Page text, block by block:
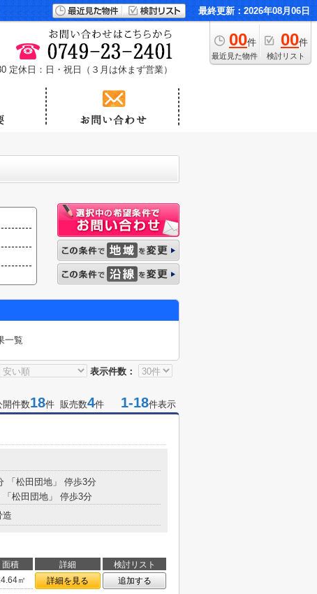
最終更新：2026年08月06日
00件
最近見た物件
00件
検討リスト
定休日：日・祝日（３月は休まず営業）
一覧
表示件数：
開件数18件 販売数4件 1-18件表示
「松田団地」 停歩3分
「松田団地」 停歩3分
造
面積 詳細
検討リスト
㎡ 詳細を見る 追加する